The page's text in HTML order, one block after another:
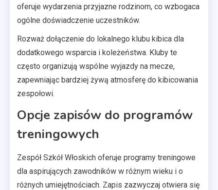
oferuje wydarzenia przyjazne rodzinom, co wzbogaca
ogólne doświadczenie uczestników.
Rozważ dołączenie do lokalnego klubu kibica dla
dodatkowego wsparcia i koleżeństwa. Kluby te
często organizują wspólne wyjazdy na mecze,
zapewniając bardziej żywą atmosferę do kibicowania
zespołowi.
Opcje zapisów do programów
treningowych
Zespół Szkół Włoskich oferuje programy treningowe
dla aspirujących zawodników w różnym wieku i o
różnych umiejętnościach. Zapis zazwyczaj otwiera się